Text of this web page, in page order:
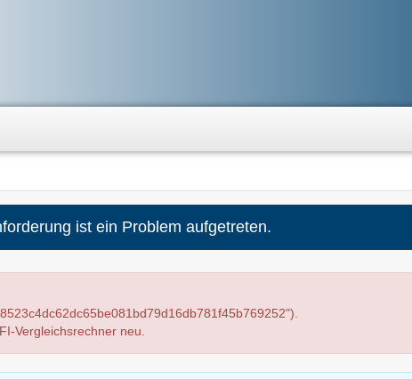
ist ein Problem aufgetreten.
Vergleichsrechner neu.